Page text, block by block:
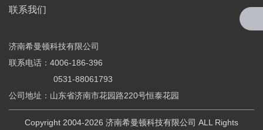
全国服务热线
联系我们
济南希曼顿科技有限公司
联系电话：4006-186-396
0531-88061793
公司地址：山东省济南市花园路220号恒泰花园
Copyright 2004-2026 济南希曼顿科技有限公司 ALL Rights